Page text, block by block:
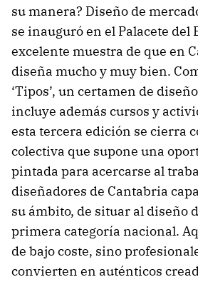
su manera? Diseño de
se inauguró en el Palacete del
excelente muestra de que en
diseña mucho y muy bien.
‘Tipos’, un certamen de
incluye además cursos y
esta tercera edición se cierra
colectiva que supone una
pintada para acercarse al
diseñadores de Cantabria
su ámbito, de situar al diseño
primera categoría nacional.
de bajo coste, sino
convierten en auténticos